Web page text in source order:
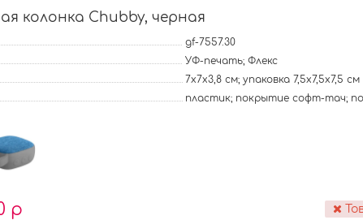
колонка Chubby, черная
gf-7557.30
УФ-печать; Флекс
7х7х3,8 см; упаковка 7,5х7,5х7,5 см
пластик; покрытие софт-тач;
р